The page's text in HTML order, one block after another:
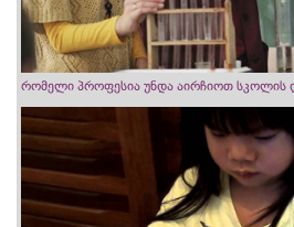
რომელი პროფესია უნდა აირჩიოთ სკოლის